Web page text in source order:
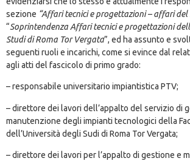
sezione “Affari tecnici e progettazioni – affari del
“Soprintendenza Affari tecnici e progettazioni
Studi di Roma Tor Vergata”, ed ha assunto e
seguenti ruoli e incarichi, come si evince dal
agli atti del fascicolo di primo grado:
– responsabile universitario impiantistica PTV;
– direttore dei lavori dell’appalto del servizio di
manutenzione degli impianti tecnologici della
dell’Università degli Sudi di Roma Tor Vergata;
– direttore dei lavori per l’appalto di gestione e